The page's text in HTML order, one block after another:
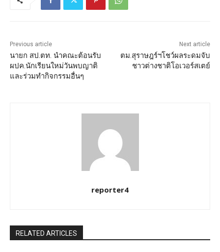
Previous article
นายก สป.ตท. นำคณะต้อนรับ
ผปค.นักเรียนใหม่วันพบญาติ
และร่วมทำกิจกรรมอื่นๆ
Next article
ตม.สุราษฎร์ฯโชว์ผลระดมจับ
ชาวต่างชาติโอเวอร์สเตย์
reporter4
RELATED ARTICLES